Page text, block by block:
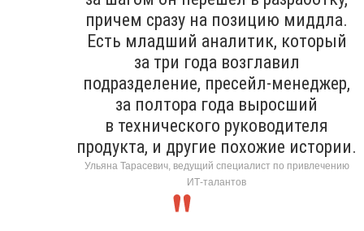
причем сразу на позицию миддла.
Есть младший аналитик, который
за три года возглавил
подразделение, пресейл-менеджер,
за полтора года выросший
в технического руководителя
продукта, и другие похожие истории.
Ульяна Тарасевич, ведущий специалист по привлечению
ИТ-талантов